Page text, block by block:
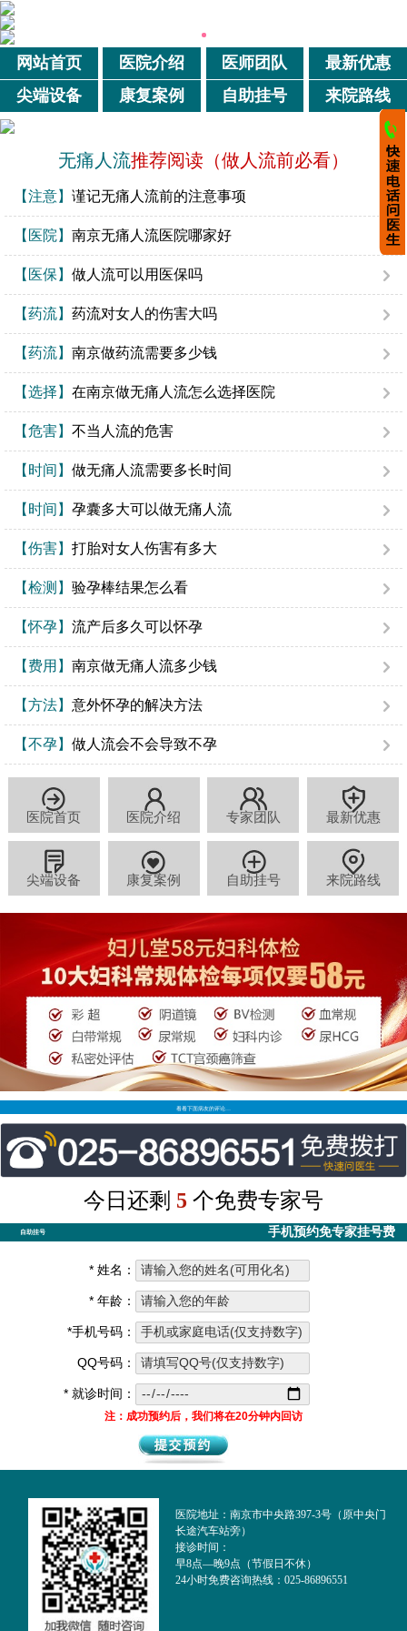
网站首页 医院介绍 医师团队
最新优惠
尖端设备
康复案例 自助挂号 来院路线
无痛人流推荐阅读（做人流前必看）
【注意】 谨记无痛人流前的注意事项
【医院】 南京无痛人流医院哪家好
【医保】 做人流可以用医保吗
【药流】 药流对女人的伤害大吗
【药流】 南京做药流需要多少钱
【选择】 在南京做无痛人流怎么选择医院
【危害】 不当人流的危害
【时间】 做无痛人流需要多长时间
【时间】 孕囊多大可以做无痛人流
【伤害】 打胎对女人伤害有多大
【检测】 验孕棒结果怎么看
【怀孕】 流产后多久可以怀孕
【费用】 南京做无痛人流多少钱
【方法】 意外怀孕的解决方法
【不孕】 做人流会不会导致不孕
医院首页 医院介绍 专家团队 最新优惠
尖端设备 康复案例 自助挂号 来院路线
看看下面病友的评论…
今日还剩 5 个免费专家号
自助挂号 手机预约免专家挂号费
* 姓名：
* 年龄：
*手机号码：
QQ号码：
* 就诊时间：
注：成功预约后，我们将在20分钟内回访
医院地址：南京市中央路397-3号（原中央门
长途汽车站旁）
接诊时间：
早8点—晚9点（节假日不休）
24小时免费咨询热线：025-86896551